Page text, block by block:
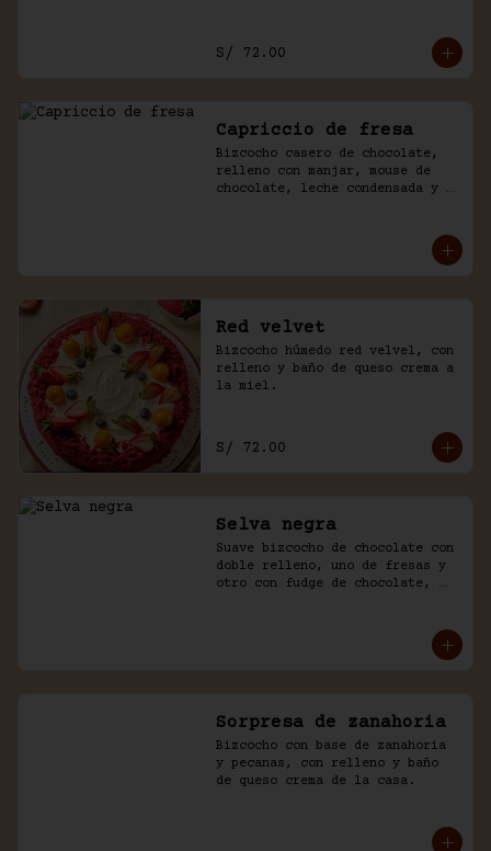
S/ 72.00
Capriccio de fresa
Bizcocho casero de chocolate,
relleno con manjar, mouse de
chocolate, leche condensada y
Red velvet
Bizcocho húmedo red velvel, con
relleno y baño de queso crema a
la miel.
S/ 72.00
Selva negra
Suave bizcocho de chocolate con
doble relleno, uno de fresas y
otro con fudge de chocolate,
Sorpresa de zanahoria
Bizcocho con base de zanahoria
y pecanas, con relleno y baño
de queso crema de la casa.